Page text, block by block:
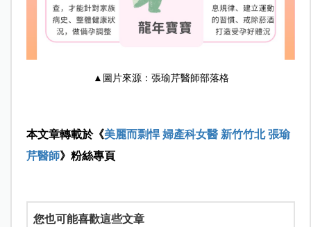
▲圖片來源：張瑜芹醫師部落格
本文章轉載於《美麗而剽悍 婦產科女醫 新竹竹北 張瑜
芹醫師》粉絲專頁
您也可能喜歡這些文章